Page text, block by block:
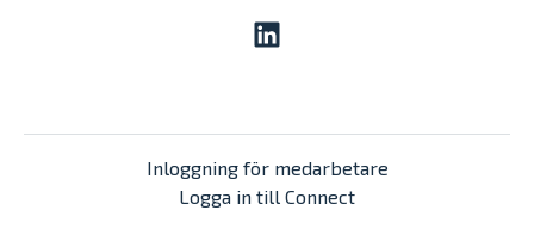
Inloggning för medarbetare
Logga in till Connect